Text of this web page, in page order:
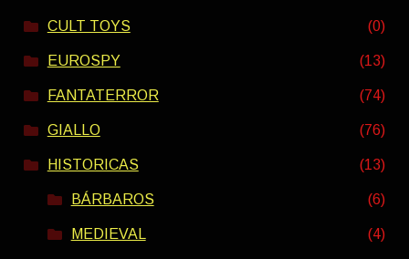
CULT TOYS (0)
EUROSPY (13)
FANTATERROR (74)
GIALLO (76)
HISTORICAS (13)
BÁRBAROS (6)
MEDIEVAL (4)